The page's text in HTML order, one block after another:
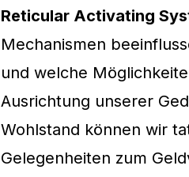
Reticular Activating
Mechanismen
und welche
Ausrichtung unserer
Wohlstand können wir
Gelegenheiten zum